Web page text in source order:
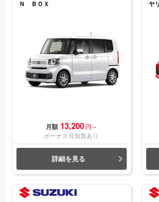
Ｎ ＢＯＸ
月額 13,200 円～
ボーナス月加算あり
詳細を見る
ヤ